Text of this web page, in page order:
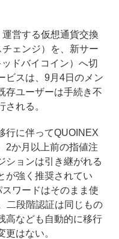
営する仮想通貨交換
ェンジ）を、新サー
ドバイコイン）へ切
ビスは、9月4日のメン
存ユーザーは手続き不
れる。
に伴ってQUOINEX
2か月以上前の指値注
ションは引き継がれる
が強く推奨されてい
ワードはそのまま使
二段階認証は同じもの
高なども自動的に移行
はない。